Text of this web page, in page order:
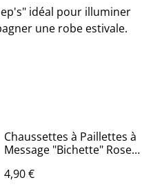
idéal pour illuminer
une robe estivale.
Chaussettes à Paillettes à
Message "Bichette" Rose
4,90 €